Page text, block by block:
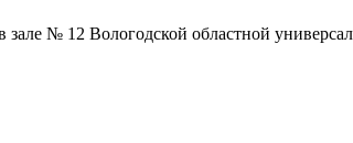
зале № 12 Вологодской областной